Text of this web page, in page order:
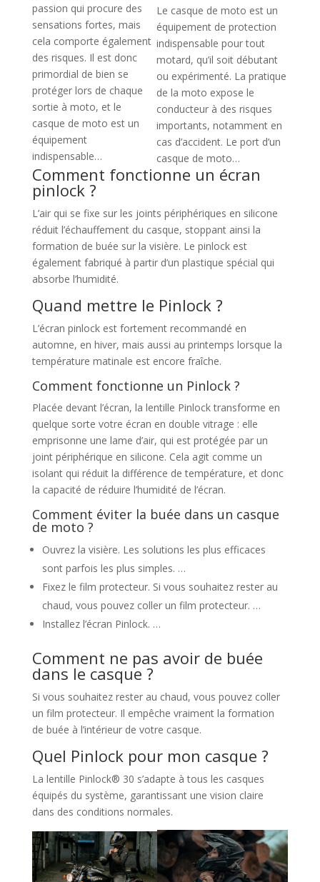
passion qui procure des
sensations fortes, mais
cela comporte également
des risques. Il est donc
primordial de bien se
protéger lors de chaque
sortie à moto, et le
casque de moto est un
équipement
indispensable…
Le casque de moto est un
équipement de protection
indispensable pour tout
motard, qu’il soit débutant
ou expérimenté. La pratique
de la moto expose le
conducteur à des risques
importants, notamment en
cas d’accident. Le port d’un
casque de moto…
Comment fonctionne un écran
pinlock ?
L’air qui se fixe sur les joints périphériques en silicone
réduit l’échauffement du casque, stoppant ainsi la
formation de buée sur la visière. Le pinlock est
également fabriqué à partir d’un plastique spécial qui
absorbe l’humidité.
Quand mettre le Pinlock ?
L’écran pinlock est fortement recommandé en
automne, en hiver, mais aussi au printemps lorsque la
température matinale est encore fraîche.
Comment fonctionne un Pinlock ?
Placée devant l’écran, la lentille Pinlock transforme en
quelque sorte votre écran en double vitrage : elle
emprisonne une lame d’air, qui est protégée par un
joint périphérique en silicone. Cela agit comme un
isolant qui réduit la différence de température, et donc
la capacité de réduire l’humidité de l’écran.
Comment éviter la buée dans un casque
de moto ?
Ouvrez la visière. Les solutions les plus efficaces
sont parfois les plus simples. …
Fixez le film protecteur. Si vous souhaitez rester au
chaud, vous pouvez coller un film protecteur. …
Installez l’écran Pinlock. …
Comment ne pas avoir de buée
dans le casque ?
Si vous souhaitez rester au chaud, vous pouvez coller
un film protecteur. Il empêche vraiment la formation
de buée à l’intérieur de votre casque.
Quel Pinlock pour mon casque ?
La lentille Pinlock® 30 s’adapte à tous les casques
équipés du système, garantissant une vision claire
dans des conditions normales.